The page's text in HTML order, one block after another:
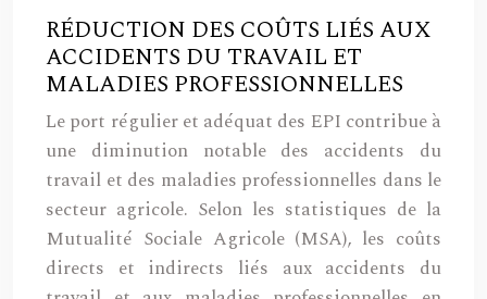
RÉDUCTION DES COÛTS LIÉS AUX
ACCIDENTS DU TRAVAIL ET
MALADIES PROFESSIONNELLES
Le port régulier et adéquat des EPI contribue à
une diminution notable des accidents du
travail et des maladies professionnelles dans le
secteur agricole. Selon les statistiques de la
Mutualité Sociale Agricole (MSA), les coûts
directs et indirects liés aux accidents du